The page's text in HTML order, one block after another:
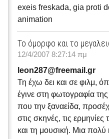
exeis freskada, gia proti
animation
Το όμορφο και το
12/4/2007 8:27:14 πμ
leon287@freemail.gr
Τη έχω δει και σε φιλμ,
έγινε στη φωτογραφία
που την ξαναείδα,
στις σκηνές, τις
και τη μουσική. Μια